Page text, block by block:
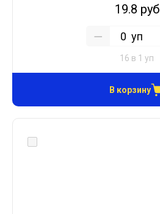
19.8 руб
уп
16 в 1 уп
В корзину